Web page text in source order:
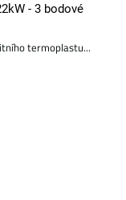
- 3 bodové
termoplastu...